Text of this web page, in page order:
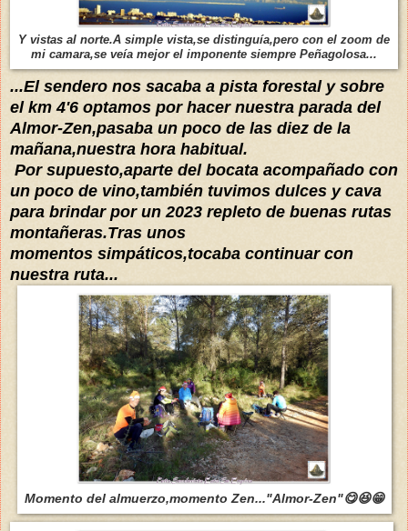
Y vistas al norte.A simple vista,se distinguía,pero con el zoom de
mi camara,se veía mejor el imponente siempre Peñagolosa...
...El sendero nos sacaba a pista forestal y sobre
el km 4'6 optamos por hacer nuestra parada del
Almor-Zen,pasaba un poco de las diez de la
mañana,nuestra hora habitual.
Por supuesto,aparte del bocata acompañado con
un poco de vino,también tuvimos dulces y cava
para brindar por un 2023 repleto de buenas rutas
montañeras.Tras unos
momentos simpáticos,tocaba continuar con
nuestra ruta...
Momento del almuerzo,momento Zen..."Almor-Zen"😋😆😁